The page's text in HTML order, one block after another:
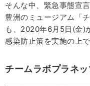
そんな中、緊急事態宣
豊洲のミュージアム「
も、2020年6月5日(金)
感染防止策を実施の上
チームラボプラネ